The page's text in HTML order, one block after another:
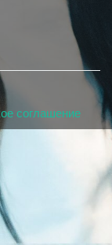
соглашение